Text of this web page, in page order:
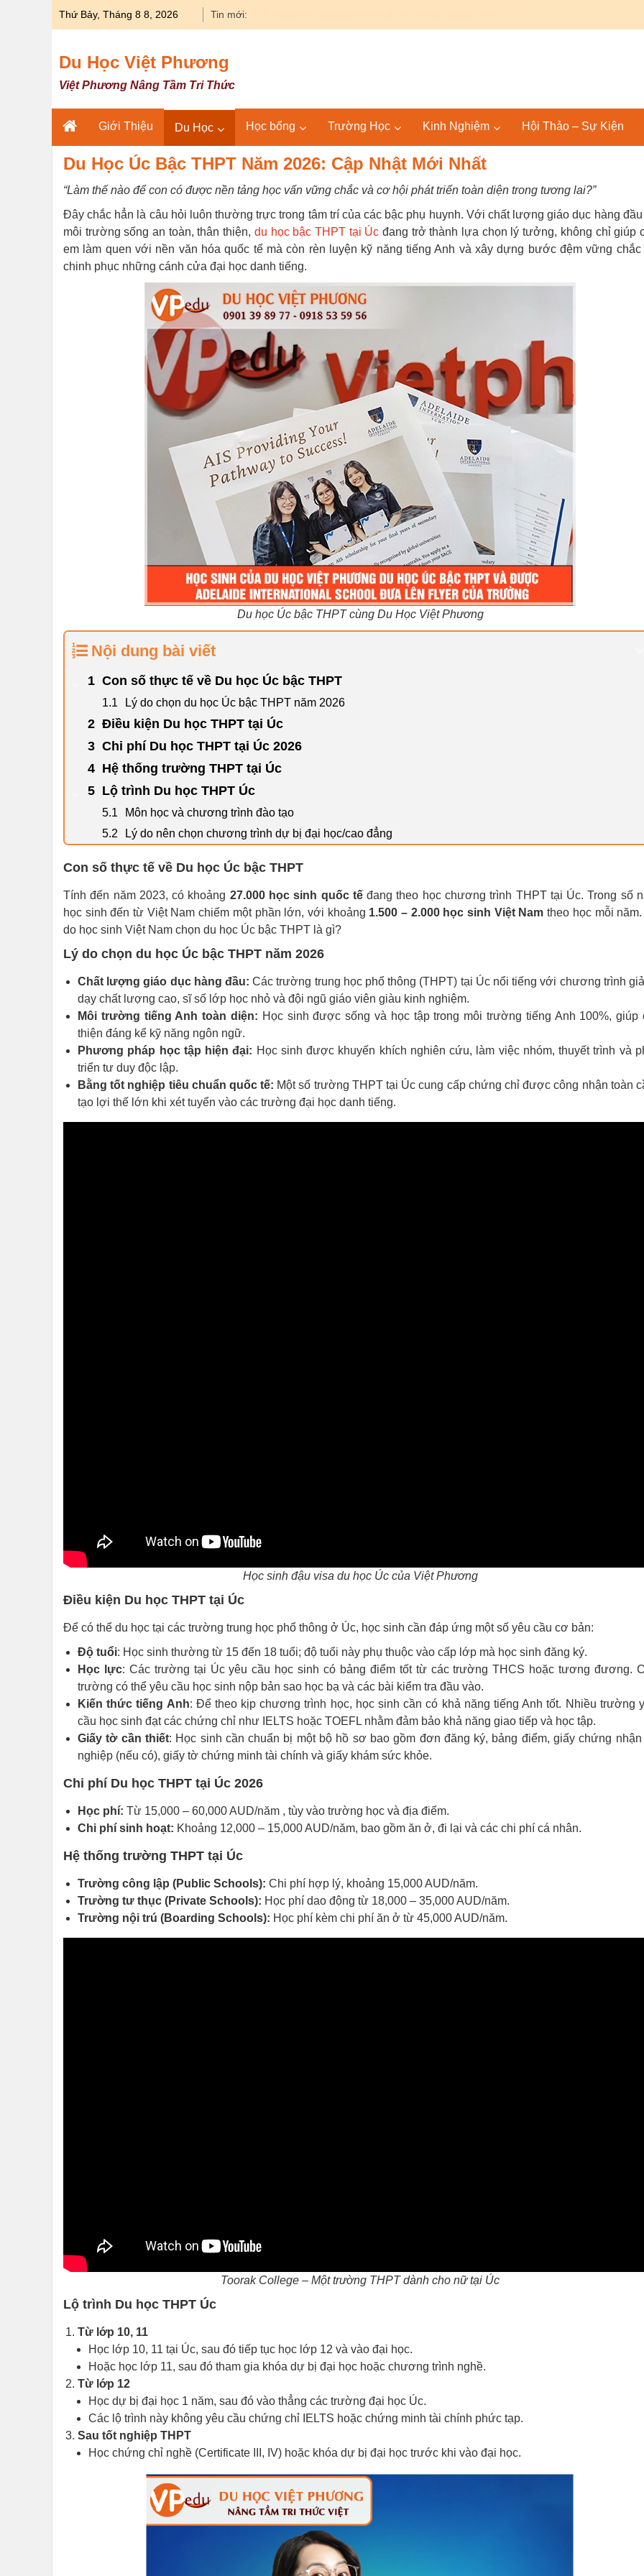
Thứ Bảy, Tháng 8 8, 2026 Tin mới:
Du Học Việt Phương
Việt Phương Nâng Tầm Tri Thức
Giới Thiệu Du Học Học bổng Trường Học Kinh Nghiệm Hội Thảo – Sự Kiện
Du Học Úc Bậc THPT Năm 2026: Cập Nhật Mới Nhất
“Làm thế nào để con có được nền tảng học vấn vững chắc và cơ hội phát triển toàn diện trong tương lai?”
Đây chắc hẳn là câu hỏi luôn thường trực trong tâm trí của các bậc phụ huynh. Với chất lượng giáo dục hàng đầu
môi trường sống an toàn, thân thiện, du học bậc THPT tại Úc đang trở thành lựa chọn lý tưởng, không chỉ giúp
em làm quen với nền văn hóa quốc tế mà còn rèn luyện kỹ năng tiếng Anh và xây dựng bước đệm vững chắc
chinh phục những cánh cửa đại học danh tiếng.
Du học Úc bậc THPT cùng Du Học Việt Phương
Nội dung bài viết
Con số thực tế về Du học Úc bậc THPT
Lý do chọn du học Úc bậc THPT năm 2026
Điều kiện Du học THPT tại Úc
Chi phí Du học THPT tại Úc 2026
Hệ thống trường THPT tại Úc
Lộ trình Du học THPT Úc
Môn học và chương trình đào tạo
Lý do nên chọn chương trình dự bị đại học/cao đẳng
Con số thực tế về Du học Úc bậc THPT
Tính đến năm 2023, có khoảng 27.000 học sinh quốc tếđang theo học chương trình THPT tại Úc. Trong số
học sinh đến từ Việt Nam chiếm một phần lớn, với khoảng 1.500 – 2.000 học sinh Việt Nam theo học mỗi
do học sinh Việt Nam chọn du học Úc bậc THPT là gì?
Lý do chọn du học Úc bậc THPT năm 2026
Chất lượng giáo dục hàng đầu: Các trường trung học phổ thông (THPT) tại Úc nổi tiếng với chương trình
dạy chất lượng cao, sĩ số lớp học nhỏ và đội ngũ giáo viên giàu kinh nghiệm.
Môi trường tiếng Anh toàn diện: Học sinh được sống và học tập trong môi trường tiếng Anh 100%, giúp
thiện đáng kể kỹ năng ngôn ngữ.
Phương pháp học tập hiện đại: Học sinh được khuyến khích nghiên cứu, làm việc nhóm, thuyết trình và
triển tư duy độc lập.
Bằng tốt nghiệp tiêu chuẩn quốc tế: Một số trường THPT tại Úc cung cấp chứng chỉ được công nhận toàn
tạo lợi thế lớn khi xét tuyển vào các trường đại học danh tiếng.
Học sinh đậu visa du học Úc của Việt Phương
Điều kiện Du học THPT tại Úc
Để có thể du học tại các trường trung học phổ thông ở Úc, học sinh cần đáp ứng một số yêu cầu cơ bản:
Độ tuổi: Học sinh thường từ 15 đến 18 tuổi; độ tuổi này phụ thuộc vào cấp lớp mà học sinh đăng ký.
Học lực: Các trường tại Úc yêu cầu học sinh có bảng điểm tốt từ các trường THCS hoặc tương đương.
trường có thể yêu cầu học sinh nộp bản sao học bạ và các bài kiểm tra đầu vào.
Kiến thức tiếng Anh: Để theo kịp chương trình học, học sinh cần có khả năng tiếng Anh tốt. Nhiều trường
cầu học sinh đạt các chứng chỉ như IELTS hoặc TOEFL nhằm đảm bảo khả năng giao tiếp và học tập.
Giấy tờ cần thiết: Học sinh cần chuẩn bị một bộ hồ sơ bao gồm đơn đăng ký, bảng điểm, giấy chứng nhận
nghiệp (nếu có), giấy tờ chứng minh tài chính và giấy khám sức khỏe.
Chi phí Du học THPT tại Úc 2026
Học phí: Từ 15,000 – 60,000 AUD/năm , tùy vào trường học và địa điểm.
Chi phí sinh hoạt: Khoảng 12,000 – 15,000 AUD/năm, bao gồm ăn ở, đi lại và các chi phí cá nhân.
Hệ thống trường THPT tại Úc
Trường công lập (Public Schools): Chi phí hợp lý, khoảng 15,000 AUD/năm.
Trường tư thục (Private Schools): Học phí dao động từ 18,000 – 35,000 AUD/năm.
Trường nội trú (Boarding Schools): Học phí kèm chi phí ăn ở từ 45,000 AUD/năm.
Toorak College – Một trường THPT dành cho nữ tại Úc
Lộ trình Du học THPT Úc
Từ lớp 10, 11
Học lớp 10, 11 tại Úc, sau đó tiếp tục học lớp 12 và vào đại học.
Hoặc học lớp 11, sau đó tham gia khóa dự bị đại học hoặc chương trình nghề.
Từ lớp 12
Học dự bị đại học 1 năm, sau đó vào thẳng các trường đại học Úc.
Các lộ trình này không yêu cầu chứng chỉ IELTS hoặc chứng minh tài chính phức tạp.
Sau tốt nghiệp THPT
Học chứng chỉ nghề (Certificate III, IV) hoặc khóa dự bị đại học trước khi vào đại học.